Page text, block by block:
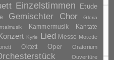
Einzelstimmen Etüde
Gemischter Chor Gloria
Kammermusik Kantate
Konzert Kyrie Lied Messe Motette
Oktett Oper Oratorium
Ouvertüre